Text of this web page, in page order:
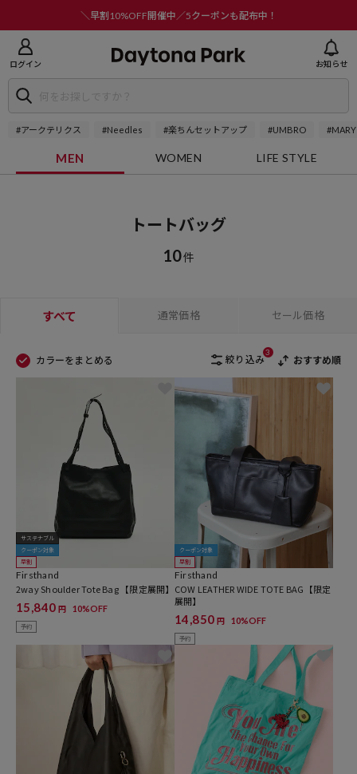
＼早割10%OFF開催中／5クーポンも配布中！
ログイン お知らせ
#アークテリクス #Needles #楽ちんセットアップ #UMBRO
MEN WOMEN LIFE STYLE
トートバッグ
10件
すべて 通常価格 セール価格
カラーをまとめる 絞り込み
3
おすすめ順
サステナブル
クーポン対象
早割
Firsthand
2way Shoulder Tote Bag 【限定展開】
15,840 円 10%OFF
予約
クーポン対象
早割
Firsthand
COW LEATHER WIDE TOTE BAG【限定
展開】
14,850 円 10%OFF
予約